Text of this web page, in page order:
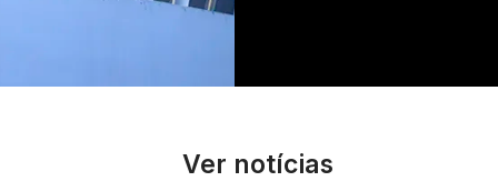
Ver notícias